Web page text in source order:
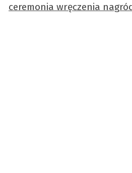
ceremonia wręczenia